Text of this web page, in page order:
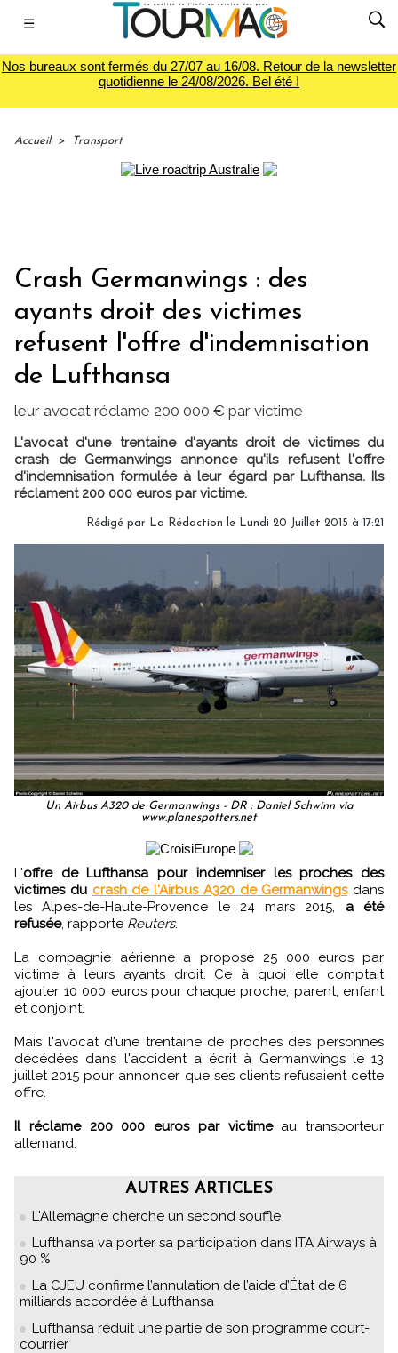
☰
Nos bureaux sont fermés du 27/07 au 16/08. Retour de la newsletter
quotidienne le 24/08/2026. Bel été !
Accueil > Transport
Crash Germanwings : des
ayants droit des victimes
refusent l'offre d'indemnisation
de Lufthansa
leur avocat réclame 200 000 € par victime
L'avocat d'une trentaine d'ayants droit de victimes du
crash de Germanwings annonce qu'ils refusent l'offre
d'indemnisation formulée à leur égard par Lufthansa. Ils
réclament 200 000 euros par victime.
Rédigé par La Rédaction le Lundi 20 Juillet 2015 à 17:21
Un Airbus A320 de Germanwings - DR : Daniel Schwinn via
www.planespotters.net
L'offre de Lufthansa pour indemniser les proches des
victimes du crash de l'Airbus A320 de Germanwingsdans
les Alpes-de-Haute-Provence le 24 mars 2015, a été
refusée, rapporte Reuters.
La compagnie aérienne a proposé 25 000 euros par
victime à leurs ayants droit. Ce à quoi elle comptait
ajouter 10 000 euros pour chaque proche, parent, enfant
et conjoint.
Mais l'avocat d'une trentaine de proches des personnes
décédées dans l'accident a écrit à Germanwings le 13
juillet 2015 pour annoncer que ses clients refusaient cette
offre.
Il réclame 200 000 euros par victimeau transporteur
allemand.
AUTRES ARTICLES
L'Allemagne cherche un second souffle
Lufthansa va porter sa participation dans ITA Airways à
90 %
La CJEU confirme l’annulation de l’aide d’État de 6
milliards accordée à Lufthansa
Lufthansa réduit une partie de son programme court-
courrier